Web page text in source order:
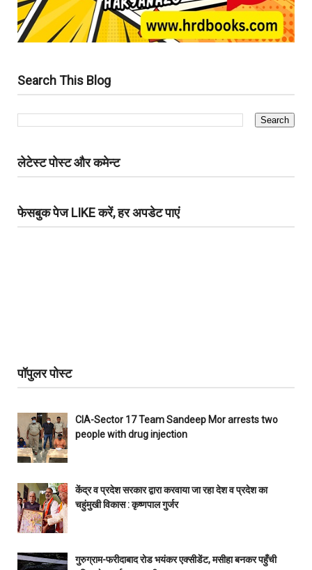
Search This Blog
लेटेस्ट पोस्ट और कमेन्ट
फेसबुक पेज LIKE करें, हर अपडेट पाएं
पॉपुलर पोस्ट
CIA-Sector 17 Team Sandeep Mor arrests two
people with drug injection
केंद्र व प्रदेश सरकार द्वारा करवाया जा रहा देश व प्रदेश का
चहुंमुखी विकास : कृष्णपाल गुर्जर
गुरुग्राम-फरीदाबाद रोड भयंकर एक्सीडेंट, मसीहा बनकर पहुँची